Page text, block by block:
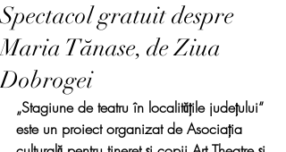
Spectacol gratuit despre
Maria Tănase, de Ziua
Dobrogei
„Stagiune de teatru în localitățile județului“
este un proiect organizat de Asociația